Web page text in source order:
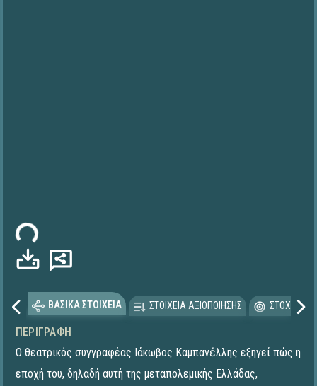
ΒΑΣΙΚΑ ΣΤΟΙΧΕΙΑ ΣΤΟΙΧΕΙΑ ΑΞΙΟΠΟΙΗΣΗΣ
ΠΕΡΙΓΡΑΦΉ
Ο θεατρικός συγγραφέας Ιάκωβος Καμπανἐλλης εξηγεί πώς η
εποχή του, δηλαδή αυτή της μεταπολεμικής Ελλάδας,